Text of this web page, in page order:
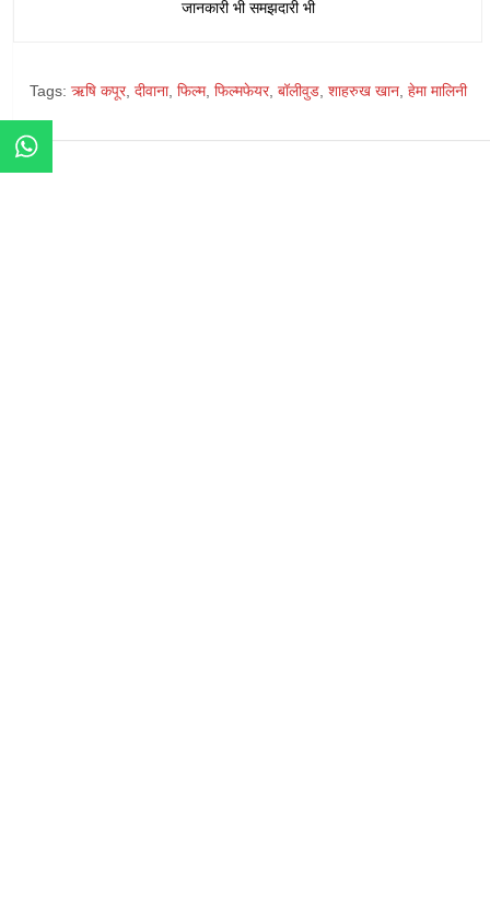
जानकारी भी समझदारी भी
Tags: ऋषि कपूर, दीवाना, फिल्म, फिल्मफेयर, बॉलीवुड, शाहरुख खान, हेमा मालिनी